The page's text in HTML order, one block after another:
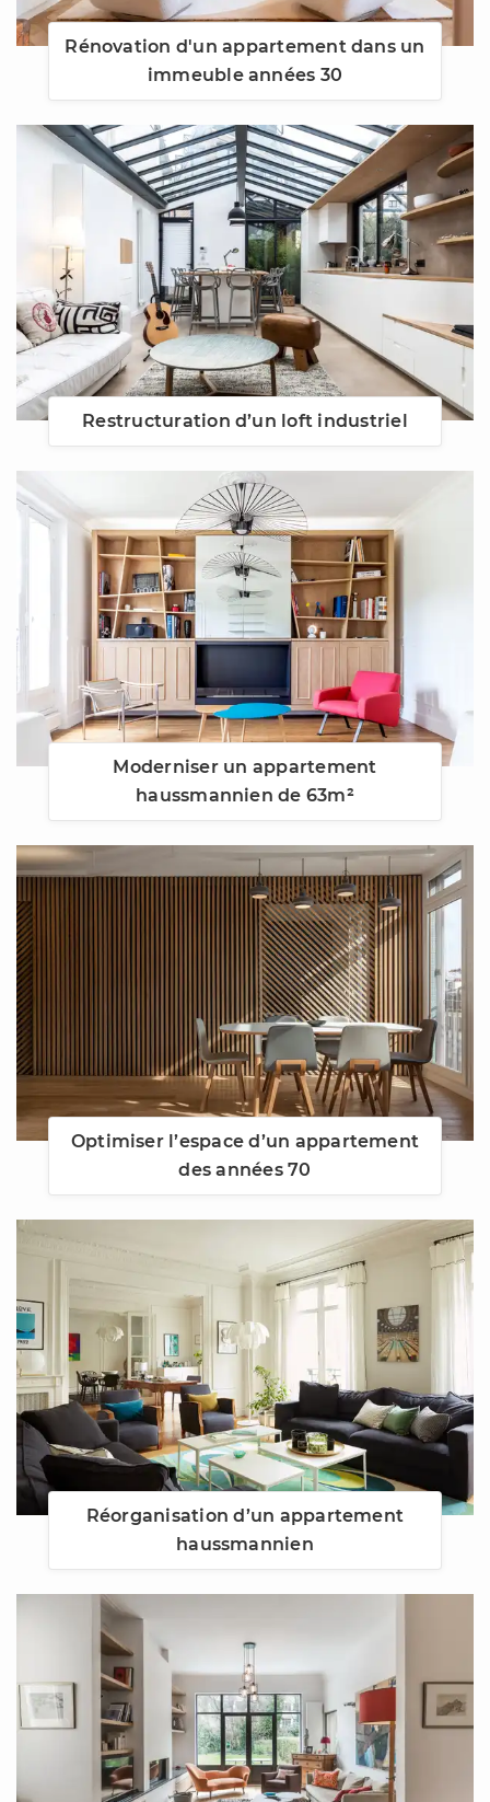
Rénovation d'un appartement dans un
immeuble années 30
Restructuration d’un loft industriel
Moderniser un appartement
haussmannien de 63m²
Optimiser l’espace d’un appartement
des années 70
Réorganisation d’un appartement
haussmannien